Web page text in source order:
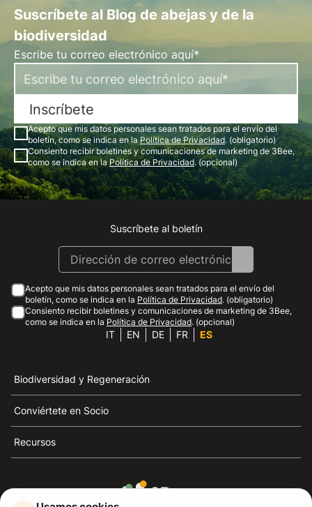
Suscríbete al Blog de abejas y de la
biodiversidad
Escribe tu correo electrónico aquí*
Inscríbete
Acepto que mis datos personales sean tratados para el envío del
boletín, como se indica en laPolítica de Privacidad. (obligatorio)
Consiento recibir boletines y comunicaciones de marketing de 3Bee,
como se indica en laPolítica de Privacidad. (opcional)
Instagram
Facebook
Linkedin
Youtube
Suscríbete al boletín
Acepto que mis datos personales sean tratados para el envío del
boletín, como se indica en la Política de Privacidad. (obligatorio)
Consiento recibir boletines y comunicaciones de marketing de 3Bee,
como se indica en la Política de Privacidad. (opcional)
IT EN DE FR ES
Biodiversidad y Regeneración
Conviértete en Socio
Recursos